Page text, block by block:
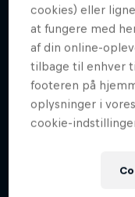
cookies) eller
at fungere med
af din online-
tilbage til enhver
footeren på
oplysninger i vores
cookie-